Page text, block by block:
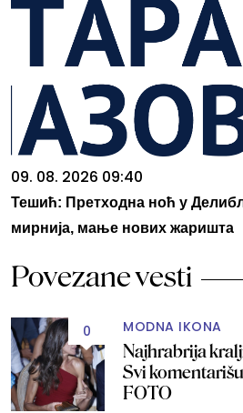
09. 08. 2026 09:40
Тешић: Претходна ноћ у
мирнија, мање нових жаришта
Povezane vesti
0 MODNA IKONA
Najhrabrija
Svi
FOTO